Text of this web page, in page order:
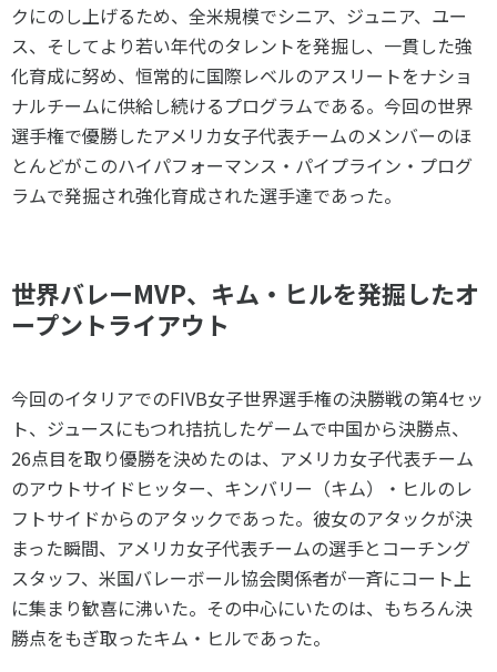
クにのし上げるため、全米規模でシニア、ジュニア、ユー
ス、そしてより若い年代のタレントを発掘し、一貫した強
化育成に努め、恒常的に国際レベルのアスリートをナショ
ナルチームに供給し続けるプログラムである。今回の世界
選手権で優勝したアメリカ女子代表チームのメンバーのほ
とんどがこのハイパフォーマンス・パイプライン・プログ
ラムで発掘され強化育成された選手達であった。
世界バレーMVP、キム・ヒルを発掘したオ
ープントライアウト
今回のイタリアでのFIVB女子世界選手権の決勝戦の第4セッ
ト、ジュースにもつれ拮抗したゲームで中国から決勝点、
26点目を取り優勝を決めたのは、アメリカ女子代表チーム
のアウトサイドヒッター、キンバリー（キム）・ヒルのレ
フトサイドからのアタックであった。彼女のアタックが決
まった瞬間、アメリカ女子代表チームの選手とコーチング
スタッフ、米国バレーボール協会関係者が一斉にコート上
に集まり歓喜に沸いた。その中心にいたのは、もちろん決
勝点をもぎ取ったキム・ヒルであった。